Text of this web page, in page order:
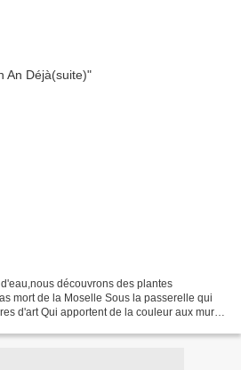
découvrons des plantes
mort de la Moselle Sous la passerelle qui
d'art Qui apportent de la couleur aux murs